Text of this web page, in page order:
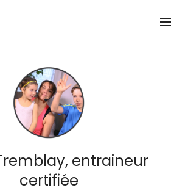
entraineur
certifiée